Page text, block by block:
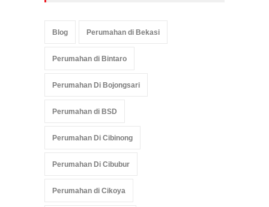
Blog Perumahan di Bekasi
Perumahan di Bintaro
Perumahan Di Bojongsari
Perumahan di BSD
Perumahan Di Cibinong
Perumahan Di Cibubur
Perumahan di Cikoya